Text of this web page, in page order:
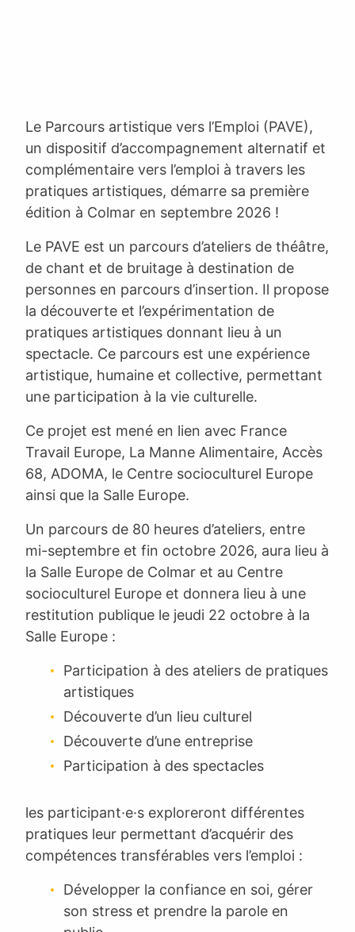
Le Parcours artistique vers l’Emploi (PAVE),
un dispositif d’accompagnement alternatif et
complémentaire vers l’emploi à travers les
pratiques artistiques, démarre sa première
édition à Colmar en septembre 2026 !
Le PAVE est un parcours d’ateliers de théâtre,
de chant et de bruitage à destination de
personnes en parcours d’insertion. Il propose
la découverte et l’expérimentation de
pratiques artistiques donnant lieu à un
spectacle. Ce parcours est une expérience
artistique, humaine et collective, permettant
une participation à la vie culturelle.
Ce projet est mené en lien avec France
Travail Europe, La Manne Alimentaire, Accès
68, ADOMA, le Centre socioculturel Europe
ainsi que la Salle Europe.
Un parcours de 80 heures d’ateliers, entre
mi-septembre et fin octobre 2026, aura lieu à
la Salle Europe de Colmar et au Centre
socioculturel Europe et donnera lieu à une
restitution publique le jeudi 22 octobre à la
Salle Europe :
Participation à des ateliers de pratiques
artistiques
Découverte d’un lieu culturel
Découverte d’une entreprise
Participation à des spectacles
les participant·e·s exploreront différentes
pratiques leur permettant d’acquérir des
compétences transférables vers l’emploi :
Développer la confiance en soi, gérer
son stress et prendre la parole en